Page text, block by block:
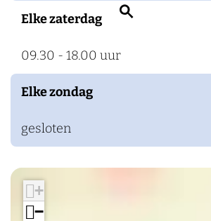
k
Elke zaterdag
09.30 - 18.00 uur
Elke zondag
gesloten
+
−